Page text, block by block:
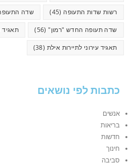
רשות שדות התעופה (45) שדה
שדה תעופה החדש "רמון"(56) תאגיד
תאגיד עירוני לתיירות אילת (38)
כתבות לפי נושאים
אנשים
בריאות
חדשות
חינוך
סביבה